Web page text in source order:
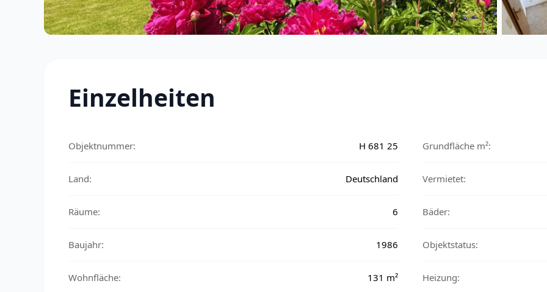
Einzelheiten
Objektnummer: H 681 25
Land: Deutschland
Räume: 6
Baujahr: 1986
Wohnfläche: 131 m²
Grundfläche m²:
Vermietet:
Bäder:
Objektstatus:
Heizung: